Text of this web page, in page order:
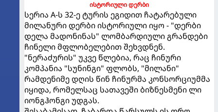
ისტორიული დერბი
სერია A-ს 32-ე ტურის ეგიდით ჩატარებული
მილანური დერბი ისტორიული იყო - "დერბი
დელა მადონინას" ლომბარდიული გრანდები
ჩინელი მფლობელებით შეხვდნენ.
"ნერაძურის" უკვე წლებია, რაც ჩინური
კომპანია "სუნინგი" ფლობს, "მილანი"
რამდენიმე დღის წინ ჩინურმა კონსორციუმმა
იყიდა, რომელსაც სათავეში ბიზნესმენი ლი
იონგჰონგი უდგას.